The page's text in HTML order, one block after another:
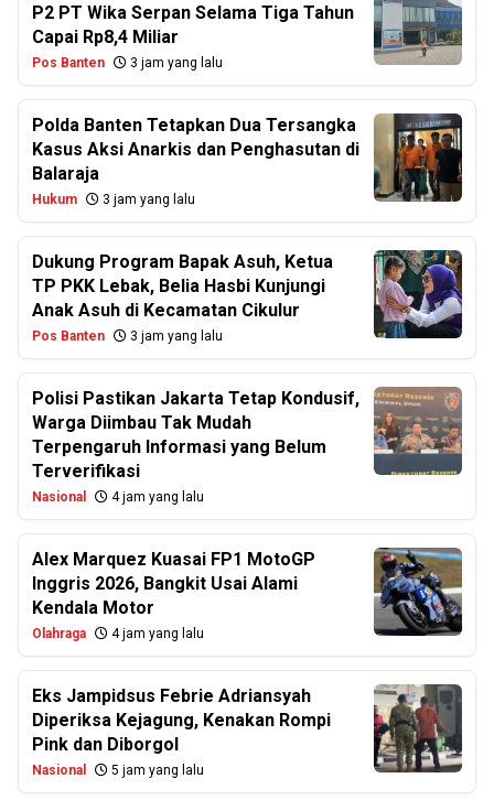
P2 PT Wika Serpan Selama Tiga Tahun
Capai Rp8,4 Miliar
Pos Banten 3 jam yang lalu
Polda Banten Tetapkan Dua Tersangka
Kasus Aksi Anarkis dan Penghasutan di
Balaraja
Hukum 3 jam yang lalu
Dukung Program Bapak Asuh, Ketua
TP PKK Lebak, Belia Hasbi Kunjungi
Anak Asuh di Kecamatan Cikulur
Pos Banten 3 jam yang lalu
Polisi Pastikan Jakarta Tetap Kondusif,
Warga Diimbau Tak Mudah
Terpengaruh Informasi yang Belum
Terverifikasi
Nasional 4 jam yang lalu
Alex Marquez Kuasai FP1 MotoGP
Inggris 2026, Bangkit Usai Alami
Kendala Motor
Olahraga 4 jam yang lalu
Eks Jampidsus Febrie Adriansyah
Diperiksa Kejagung, Kenakan Rompi
Pink dan Diborgol
Nasional 5 jam yang lalu